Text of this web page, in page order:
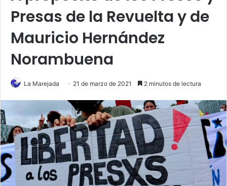
Presas de la Revuelta y de
Mauricio Hernández
Norambuena
La Marejada 21 de marzo de 2021 2 minutos de lectura